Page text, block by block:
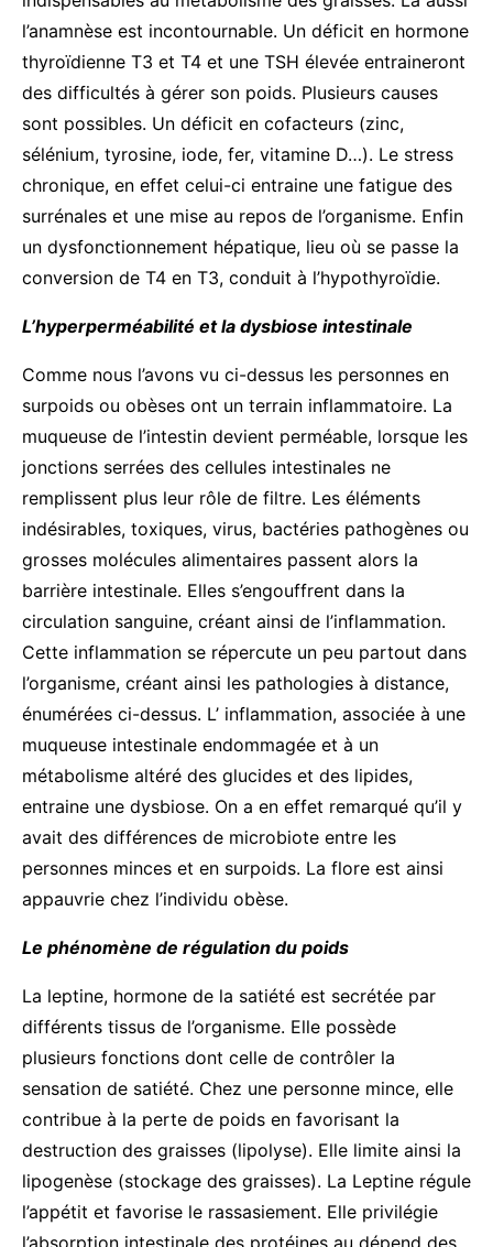
l’anamnèse est incontournable. Un déficit en hormone
thyroïdienne T3 et T4 et une TSH élevée entraineront
des difficultés à gérer son poids. Plusieurs causes
sont possibles. Un déficit en cofacteurs (zinc,
sélénium, tyrosine, iode, fer, vitamine D…). Le stress
chronique, en effet celui-ci entraine une fatigue des
surrénales et une mise au repos de l’organisme. Enfin
un dysfonctionnement hépatique, lieu où se passe la
conversion de T4 en T3, conduit à l’hypothyroïdie.
L’hyperperméabilité et la dysbiose intestinale
Comme nous l’avons vu ci-dessus les personnes en
surpoids ou obèses ont un terrain inflammatoire. La
muqueuse de l’intestin devient perméable, lorsque les
jonctions serrées des cellules intestinales ne
remplissent plus leur rôle de filtre. Les éléments
indésirables, toxiques, virus, bactéries pathogènes ou
grosses molécules alimentaires passent alors la
barrière intestinale. Elles s’engouffrent dans la
circulation sanguine, créant ainsi de l’inflammation.
Cette inflammation se répercute un peu partout dans
l’organisme, créant ainsi les pathologies à distance,
énumérées ci-dessus. L’ inflammation, associée à une
muqueuse intestinale endommagée et à un
métabolisme altéré des glucides et des lipides,
entraine une dysbiose. On a en effet remarqué qu’il y
avait des différences de microbiote entre les
personnes minces et en surpoids. La flore est ainsi
appauvrie chez l’individu obèse.
Le phénomène de régulation du poids
La leptine, hormone de la satiété est secrétée par
différents tissus de l’organisme. Elle possède
plusieurs fonctions dont celle de contrôler la
sensation de satiété. Chez une personne mince, elle
contribue à la perte de poids en favorisant la
destruction des graisses (lipolyse). Elle limite ainsi la
lipogenèse (stockage des graisses). La Leptine régule
l’appétit et favorise le rassasiement. Elle privilégie
l’absorption intestinale des protéines au dépend des